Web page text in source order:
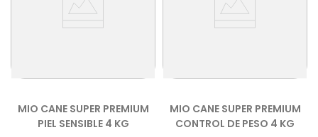
MIO CANE SUPER PREMIUM
PIEL SENSIBLE 4 KG
MIO CANE SUPER PREMIUM
CONTROL DE PESO 4 KG